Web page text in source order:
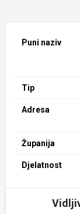
Puni naziv
Tip
Adresa
Županija
Djelatnost